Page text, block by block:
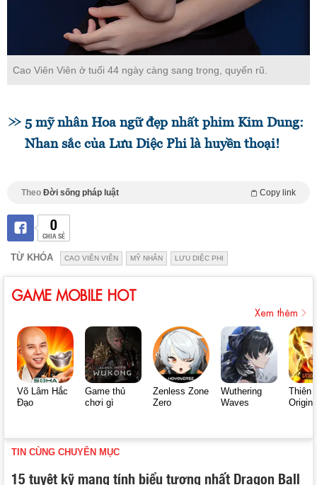
Cao Viên Viên ở tuổi 44 ngày càng sang trọng, quyến rũ.
5 mỹ nhân Hoa ngữ đẹp nhất phim Kim Dung:
Nhan sắc của Lưu Diệc Phi là huyền thoại!
Theo Đời sống pháp luật Copy link
0
CHIA SẺ
TỪ KHÓA CAO VIÊN VIÊN MỸ NHÂN LƯU DIỆC PHI
GAME MOBILE HOT
Xem thêm
Võ Lâm Hắc
Đạo
Game thủ
chơi gì
Zenless Zone
Zero
Wuthering
Waves
Thiên
Origin
TIN CÙNG CHUYÊN MỤC
15 tuyệt kỹ mang tính biểu tượng nhất Dragon Ball